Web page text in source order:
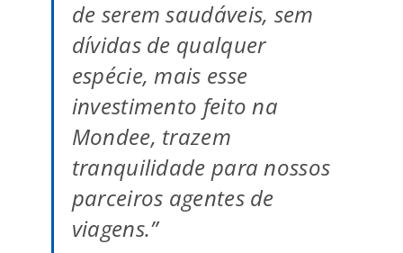
de serem saudáveis, sem
dívidas de qualquer
espécie, mais esse
investimento feito na
Mondee, trazem
tranquilidade para nossos
parceiros agentes de
viagens.”